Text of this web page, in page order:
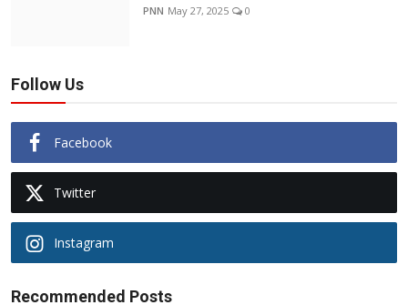
PNN May 27, 2025 0
Follow Us
Facebook
Twitter
Instagram
Recommended Posts